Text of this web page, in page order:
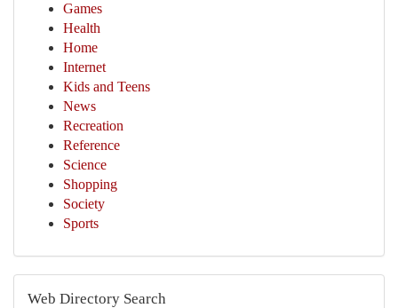
Games
Health
Home
Internet
Kids and Teens
News
Recreation
Reference
Science
Shopping
Society
Sports
Web Directory Search